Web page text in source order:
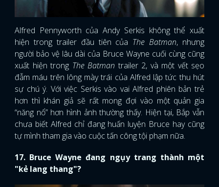
Alfred Pennyworth của Andy Serkis không thể xuất
hiện trong trailer đầu tiên của The Batman, nhưng
người bảo vệ lâu dài của Bruce Wayne cuối cùng cũng
xuất hiện trong The Batman trailer 2, và một vết sẹo
đẫm máu trên lông mày trái của Alfred lập tức thu hút
sự chú ý. Với việc Serkis vào vai Alfred phiên bản trẻ
hơn thì khán giả sẽ rất mong đợi vào một quản gia
“năng nổ” hơn hình ảnh thường thấy. Hiện tại, Bắp vẫn
chưa biết Alfred chỉ đang huấn luyện Bruce hay cũng
tự mình tham gia vào cuộc tấn công tội phạm nữa.
17. Bruce Wayne đang ngụy trang thành một
"kẻ lang thang"?